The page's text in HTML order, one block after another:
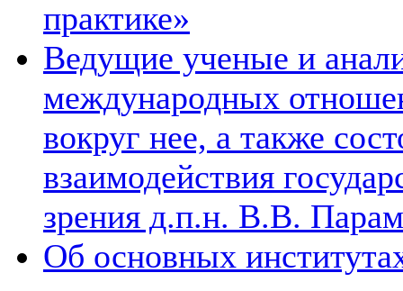
практике»
Ведущие ученые и
международных
вокруг нее, а также
взаимодействия
зрения д.п.н. В.В.
Об основных